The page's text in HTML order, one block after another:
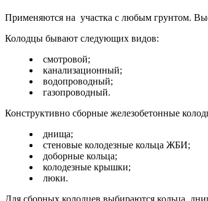
Применяются на участка с любым грунтом.
Колодцы бывают следующих видов:
смотровой;
канализационный;
водопроводный;
газопроводный.
Конструктивно сборные железобетонные
днища;
стеновые колодезные кольца ЖБИ;
доборные кольца;
колодезные крышки;
люки.
Для сборных колодцев выбираются кольца,